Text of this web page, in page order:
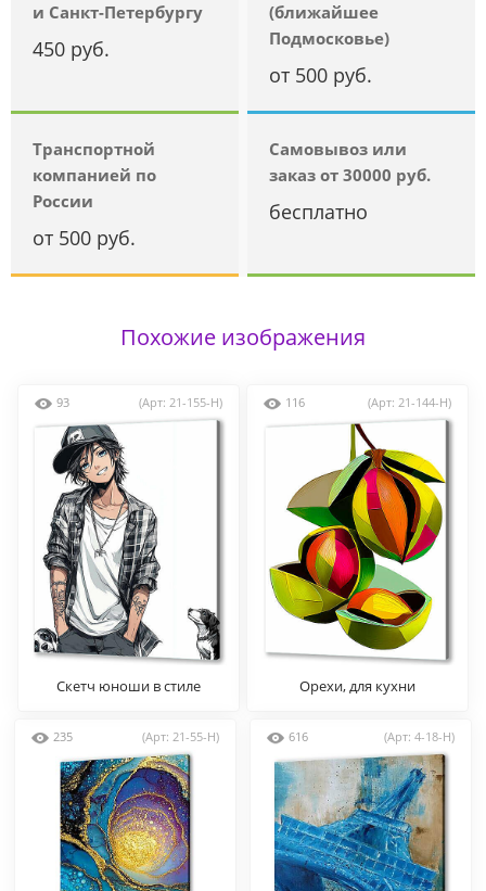
и Санкт-Петербургу
450 руб.
(ближайшее
Подмосковье)
от 500 руб.
Транспортной
компанией по
России
от 500 руб.
Самовывоз или
заказ от 30000 руб.
бесплатно
Похожие изображения
93 (Арт: 21-155-H)
Скетч юноши в стиле
116 (Арт: 21-144-H)
Орехи, для кухни
235 (Арт: 21-55-H) 616 (Арт: 4-18-H)